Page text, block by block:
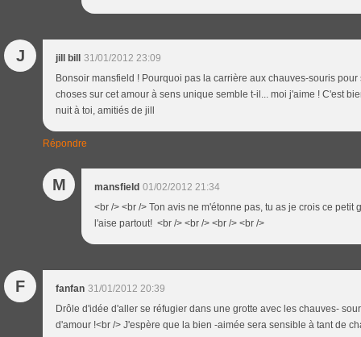
J jill bill
31/01/2012 23:09
Bonsoir mansfield ! Pourquoi pas la carrière aux chauves-souris
choses sur cet amour à sens unique semble t-il... moi j'aime ! C'est
nuit à toi, amitiés de jill
Répondre
M mansfield 01/02/2012 21:34
<br /> <br /> Ton avis ne m'étonne pas, tu as je crois ce petit
l'aise partout! <br /> <br /> <br /> <br />
F fanfan 31/01/2012 20:39
Drôle d'idée d'aller se réfugier dans une grotte avec les chauves-
d'amour !<br /> J'espère que la bien -aimée sera sensible à tant de